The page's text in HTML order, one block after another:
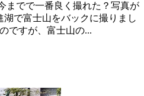
までで一番良く撮れた？写真が
湖で富士山をバックに撮りまし
ですが、富士山の...